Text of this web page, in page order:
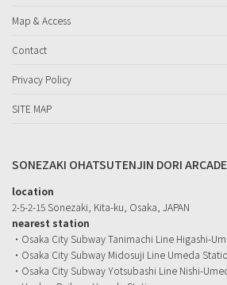
Map & Access
Contact
Privacy Policy
SITE MAP
SONEZAKI OHATSUTENJIN DORI ARCADE
location
2-5-2-15 Sonezaki, Kita-ku, Osaka, JAPAN
nearest station
・Osaka City Subway Tanimachi Line Higashi-
・Osaka City Subway Midosuji Line Umeda
・Osaka City Subway Yotsubashi Line Nishi-